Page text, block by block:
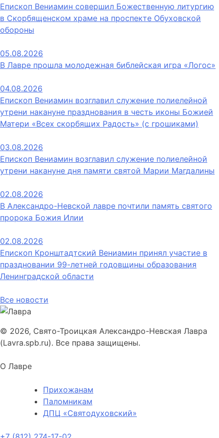
Епископ Вениамин совершил Божественную литургию
в Скорбященском храме на проспекте Обуховской
обороны
05.08.2026
В Лавре прошла молодежная библейская игра «Логос»
04.08.2026
Епископ Вениамин возглавил служение полиелейной
утрени накануне празднования в честь иконы Божией
Матери «Всех скорбящих Радость» (с грошиками)
03.08.2026
Епископ Вениамин возглавил служение полиелейной
утрени накануне дня памяти святой Марии Магдалины
02.08.2026
В Александро-Невской лавре почтили память святого
пророка Божия Илии
02.08.2026
Епископ Кронштадтский Вениамин принял участие в
праздновании 99-летней годовщины образования
Ленинградской области
Все новости
© 2026, Свято-Троицкая Александро-Невская Лавра
(Lavra.spb.ru). Все права защищены.
О Лавре
Прихожанам
Паломникам
ДПЦ «Святодуховский»